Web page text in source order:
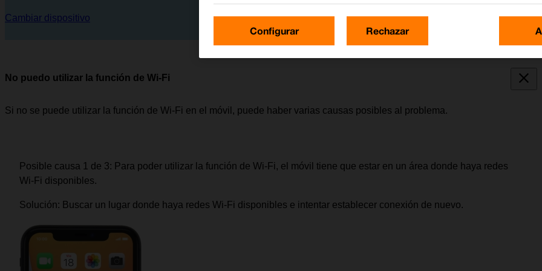
Cambiar dispositivo
No puedo utilizar la función de Wi-Fi
Si no se puede utilizar la función de Wi-Fi en el móvil, puede haber varias causas posibles al problema.
Posible causa 1 de 3: Para poder utilizar la función de Wi-Fi, el móvil tiene que estar en un área donde haya redes
Wi-Fi disponibles.
Solución: Buscar un lugar donde haya redes Wi-Fi disponibles e intentar establecer conexión de nuevo.
Configurar Rechazar